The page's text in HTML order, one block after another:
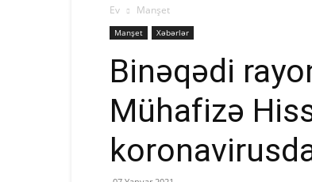
Ev Manşet
Manşet Xəbərlər
Binəqədi
Mühafizə